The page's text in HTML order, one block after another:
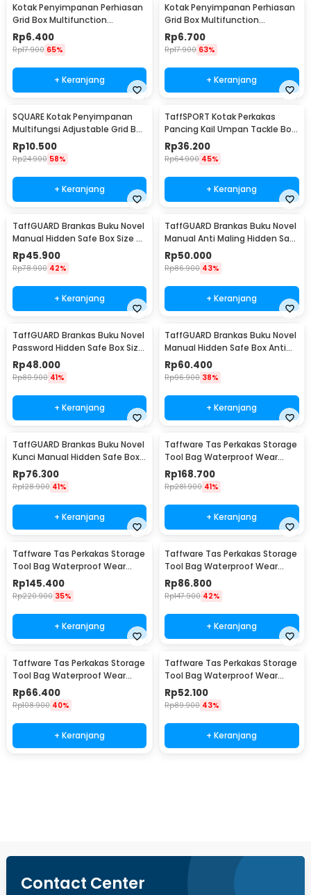
Kotak Penyimpanan Perhiasan
Grid Box Multifunction
Organizer 24 Slot - J13/J24
Rp6.400
Rp17.900 65%
+ Keranjang
Kotak Penyimpanan Perhiasan
Grid Box Multifunction
Organizer 13 Slot - J13/J24
Rp6.700
Rp17.900 63%
+ Keranjang
SQUARE Kotak Penyimpanan
Multifungsi Adjustable Grid Box
24 Slot - J24D
Rp10.500
Rp24.900 58%
+ Keranjang
TaffSPORT Kotak Perkakas
Pancing Kail Umpan Tackle Box
14 Grid - LYH-1017
Rp36.200
Rp64.900 45%
+ Keranjang
TaffGUARD Brankas Buku Novel
Manual Hidden Safe Box Size S
- KB-20L
Rp45.900
Rp78.900 42%
+ Keranjang
TaffGUARD Brankas Buku Novel
Manual Anti Maling Hidden Safe
Box Size S - KB-20L
Rp50.000
Rp86.900 43%
+ Keranjang
TaffGUARD Brankas Buku Novel
Password Hidden Safe Box Size
S - KB-20P
Rp48.000
Rp80.900 41%
+ Keranjang
TaffGUARD Brankas Buku Novel
Manual Hidden Safe Box Anti
Maling Size M - KB-20L
Rp60.400
Rp96.900 38%
+ Keranjang
TaffGUARD Brankas Buku Novel
Kunci Manual Hidden Safe Box
Size L Love - KB-20L
Rp76.300
Rp128.900 41%
+ Keranjang
Taffware Tas Perkakas Storage
Tool Bag Waterproof Wear
Resistant 23 Inch - A02584
Rp168.700
Rp281.900 41%
+ Keranjang
Taffware Tas Perkakas Storage
Tool Bag Waterproof Wear
Resistant 21 Inch - A02584
Rp145.400
Rp220.900 35%
+ Keranjang
Taffware Tas Perkakas Storage
Tool Bag Waterproof Wear
Resistant 18 Inch - A03403
Rp86.800
Rp147.900 42%
+ Keranjang
Taffware Tas Perkakas Storage
Tool Bag Waterproof Wear
Resistant 16 Inch - A03403
Rp66.400
Rp108.900 40%
+ Keranjang
Taffware Tas Perkakas Storage
Tool Bag Waterproof Wear
Resistant 13 Inch - A03403
Rp52.100
Rp89.900 43%
+ Keranjang
Contact Center